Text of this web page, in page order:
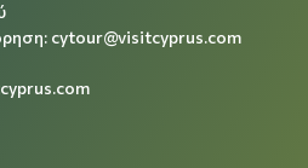
cytour@visitcyprus.com